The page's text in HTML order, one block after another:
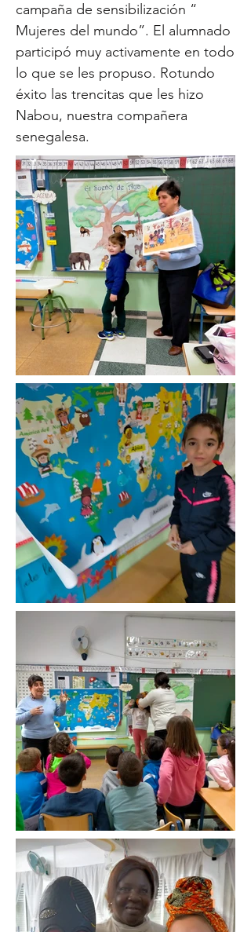
campaña de sensibilización “
Mujeres del mundo”. El alumnado
participó muy activamente en todo
lo que se les propuso. Rotundo
éxito las trencitas que les hizo
Nabou, nuestra compañera
senegalesa.